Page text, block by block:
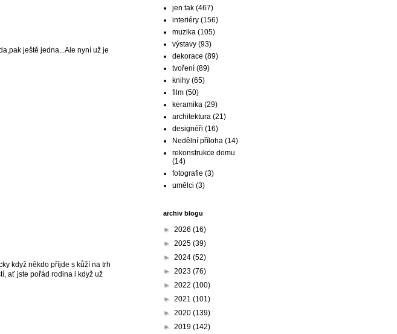
ještě jedna...Ale nyní už je
když někdo příjde s kůží na trh
ať jste pořád rodina i když už
jen tak (467)
interiéry (156)
muzika (105)
výstavy (93)
dekorace (89)
tvoření (89)
knihy (65)
film (50)
keramika (29)
architektura (21)
designéři (16)
Nedělní příloha (14)
rekonstrukce domu
(14)
fotografie (3)
umělci (3)
archiv blogu
► 2026 (16)
► 2025 (39)
► 2024 (52)
► 2023 (76)
► 2022 (100)
► 2021 (101)
► 2020 (139)
► 2019 (142)